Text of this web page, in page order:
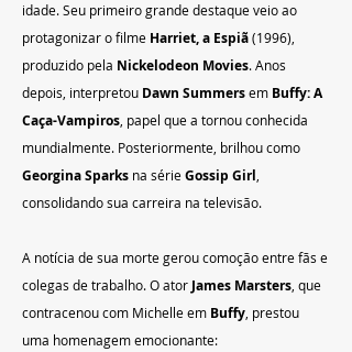
idade. Seu primeiro grande destaque veio ao
protagonizar o filme Harriet, a Espiã (1996),
produzido pela Nickelodeon Movies. Anos
depois, interpretou Dawn Summers em Buffy: A
Caça-Vampiros , papel que a tornou conhecida
mundialmente. Posteriormente, brilhou como
Georgina Sparks na série Gossip Girl
consolidando sua carreira na televisão.
A notícia de sua morte gerou comoção entre fãs e
colegas de trabalho. O ator James Marsters , que
contracenou com Michelle em Buffy , prestou
uma homenagem emocionante: